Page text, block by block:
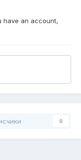
have an account,
0